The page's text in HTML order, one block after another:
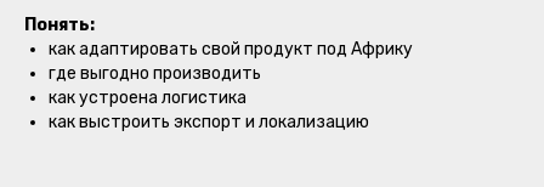
Понять:
как адаптировать свой продукт под Африку
где выгодно производить
как устроена логистика
как выстроить экспорт и локализацию
Посещение центра жирафов
Ротшильда—
одной из самых атмосферных
локаций Кении.